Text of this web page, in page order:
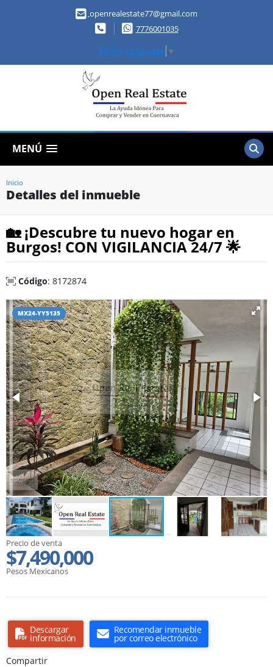
openrealestate77@gmail.com
7776001035
Select Language ▼
MENÚ
Inicio
Detalles del inmueble
🏡 ¡Descubre tu nuevo hogar en
Burgos! CON VIGILANCIA 24/7 🌟
Código: 8172874
MX24-YY5135
Precio de venta
$7,490,000
Pesos Mexicanos
Descargar
información
Recomendar inmueble
por correo electrónico
Compartir